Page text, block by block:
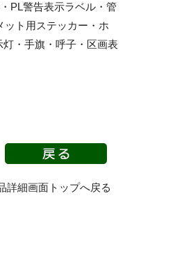
PL警告表示ラベル・管
ト用ステッカー・ホ
・手旗・呼子・区画表
細画面トップへ戻る